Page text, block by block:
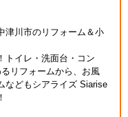
津川市のリフォーム＆小
トイレ・洗面台・コン
リフォームから、お風
などもシアライズ Siarise